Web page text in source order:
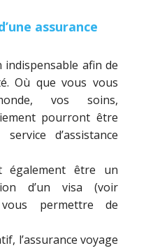
assurance
indispensable afin de
Où que vous vous
vos soins,
pourront être
d’assistance
également être un
d’un visa (voir
permettre de
l’assurance voyage